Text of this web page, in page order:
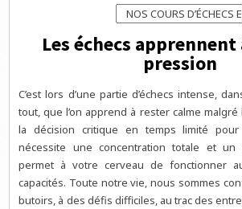
Les échecs apprennent
pression
C’est lors d’une partie d’échecs intense,
tout, que l’on apprend à rester calme
la décision critique en temps limité
nécessite une concentration totale et un
permet à votre cerveau de fonctionner
capacités. Toute notre vie, nous sommes
butoirs, à des défis difficiles, au trac des